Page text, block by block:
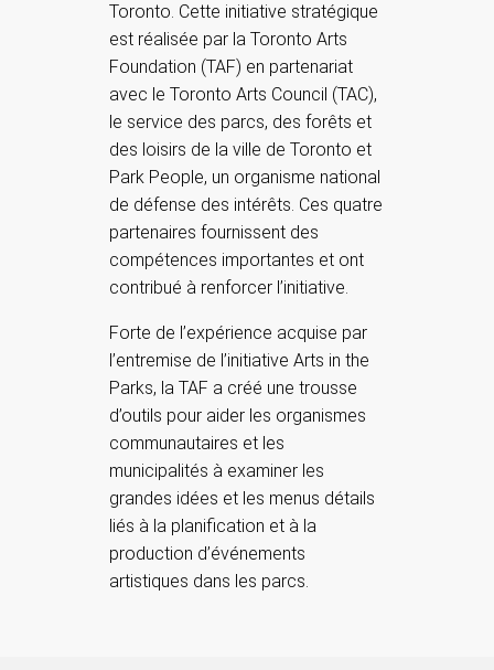
Toronto. Cette initiative stratégique
est réalisée par la Toronto Arts
Foundation (TAF) en partenariat
avec le Toronto Arts Council (TAC),
le service des parcs, des forêts et
des loisirs de la ville de Toronto et
Park People, un organisme national
de défense des intérêts. Ces quatre
partenaires fournissent des
compétences importantes et ont
contribué à renforcer l’initiative.
Forte de l’expérience acquise par
l’entremise de l’initiative Arts in the
Parks, la TAF a créé une trousse
d’outils pour aider les organismes
communautaires et les
municipalités à examiner les
grandes idées et les menus détails
liés à la planification et à la
production d’événements
artistiques dans les parcs.